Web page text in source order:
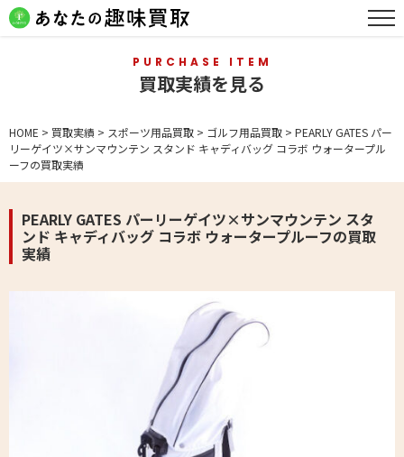
PURCHASE ITEM
買取実績を見る
HOME > 買取実績 > スポーツ用品買取 > ゴルフ用品買取 > PEARLY GATES パー
リーゲイツ×サンマウンテン スタンド キャディバッグ コラボ ウォータープル
ーフの買取実績
PEARLY GATES パーリーゲイツ×サンマウンテン スタ
ンド キャディバッグ コラボ ウォータープルーフの買取
実績